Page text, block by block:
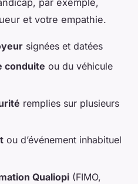
par exemple,
et votre empathie.
signées et datées
conduite ou du véhicule
remplies sur plusieurs
ou d’événement inhabituel
Qualiopi (FIMO,